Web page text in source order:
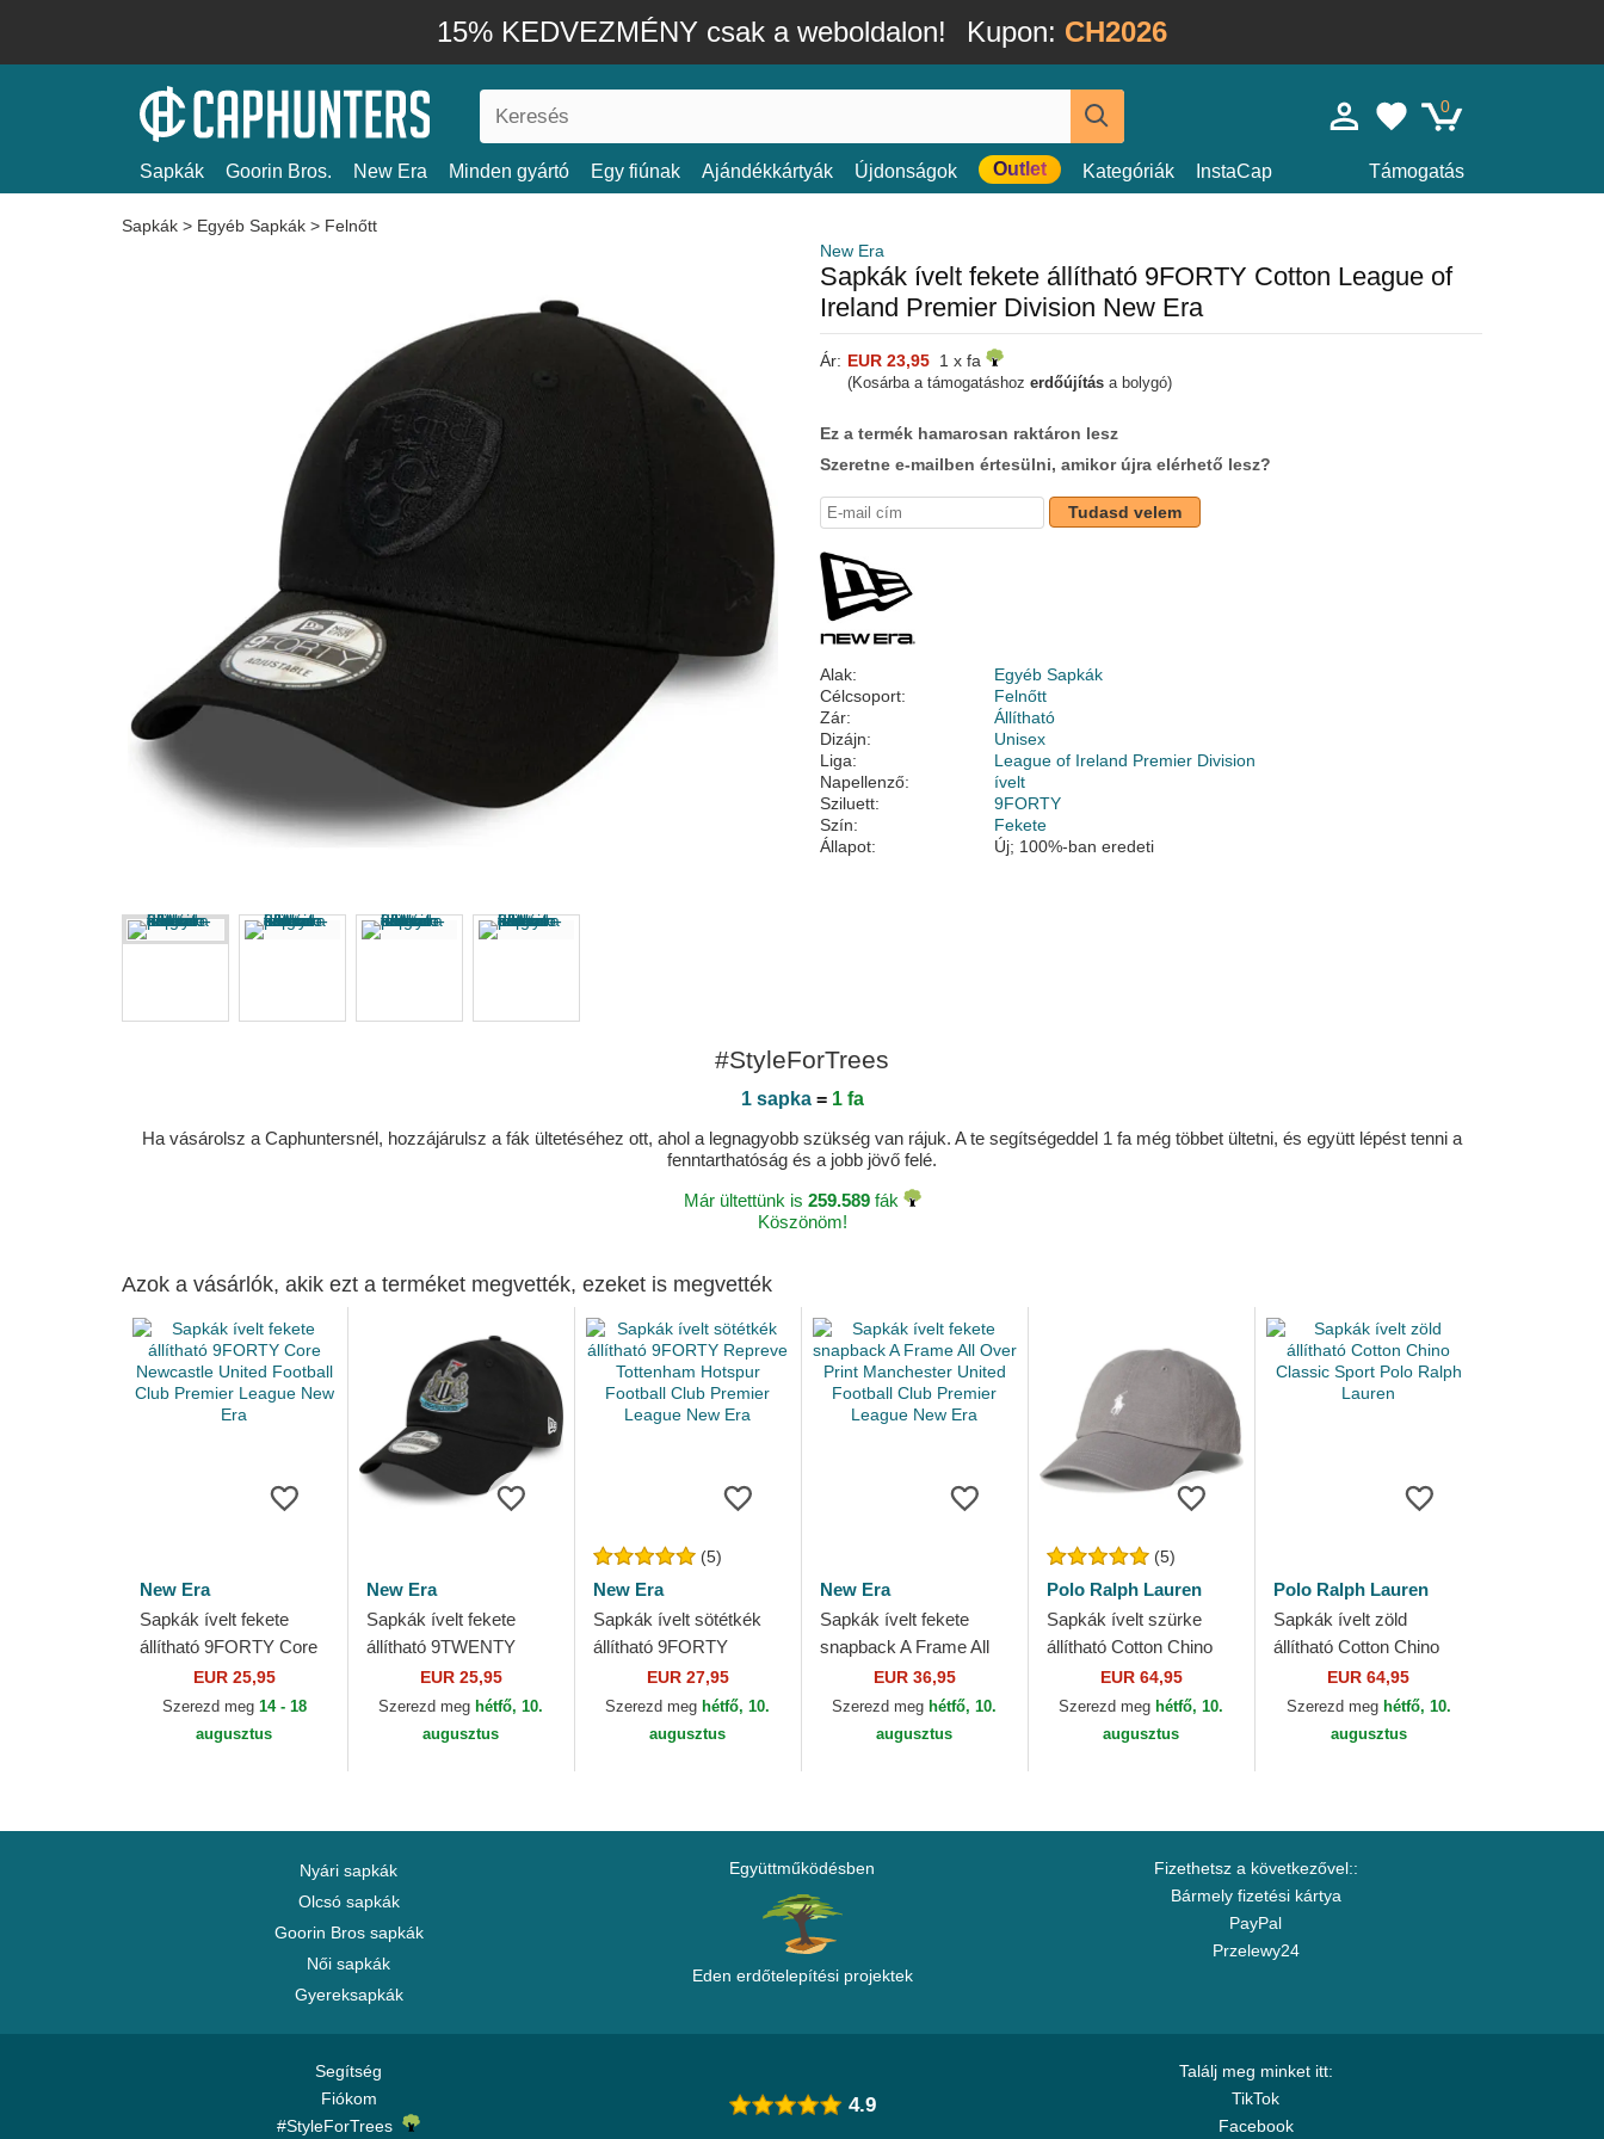
15% KEDVEZMÉNY csak a weboldalon! Kupon: CH2026
0
Sapkák Goorin Bros. New Era Minden gyártó Egy fiúnak Ajándékkártyák Újdonságok Outlet Kategóriák InstaCap Támogatás
Sapkák > Egyéb Sapkák > Felnőtt
New Era
Sapkák ívelt fekete állítható 9FORTY Cotton League of
Ireland Premier Division New Era
Ár: EUR 23,95 1 x fa
(Kosárba a támogatáshoz erdőújítás a bolygó)
Ez a termék hamarosan raktáron lesz
Szeretne e-mailben értesülni, amikor újra elérhető lesz?
Tudasd velem
Alak:
Egyéb Sapkák
Célcsoport:
Felnőtt
Zár:
Állítható
Dizájn:
Unisex
Liga:
League of Ireland Premier Division
Napellenző:
ívelt
Sziluett:
9FORTY
Szín:
Fekete
Állapot:
Új; 100%-ban eredeti
#StyleForTrees
1 sapka= 1 fa
Ha vásárolsz a Caphuntersnél, hozzájárulsz a fák ültetéséhez ott, ahol a legnagyobb szükség van rájuk. A te segítségeddel 1 fa még többet ültetni, és együtt lépést tenni a
fenntarthatóság és a jobb jövő felé.
Már ültettünk is 259.589fák
Köszönöm!
Azok a vásárlók, akik ezt a terméket megvették, ezeket is megvették
New Era
Sapkák ívelt fekete
állítható 9FORTY Core
Newcastle United
Football Club Premier
League New Era
EUR 25,95
Szerezd meg 14 - 18
augusztus
New Era
Sapkák ívelt fekete
állítható 9TWENTY
Core Newcastle United
Football Club Premier
League New Era
EUR 25,95
Szerezd meg hétfő, 10.
augusztus
(5)
New Era
Sapkák ívelt sötétkék
állítható 9FORTY
Repreve Tottenham
Hotspur Football Club
Premier League New...
EUR 27,95
Szerezd meg hétfő, 10.
augusztus
New Era
Sapkák ívelt fekete
snapback A Frame All
Over Print Manchester
United Football Club
Premier...
EUR 36,95
Szerezd meg hétfő, 10.
augusztus
(5)
Polo Ralph Lauren
Sapkák ívelt szürke
állítható Cotton Chino
Classic Sport Polo
Ralph Lauren
EUR 64,95
Szerezd meg hétfő, 10.
augusztus
Polo Ralph Lauren
Sapkák ívelt zöld
állítható Cotton Chino
Classic Sport Polo
Ralph Lauren
EUR 64,95
Szerezd meg hétfő, 10.
augusztus
Nyári sapkák
Olcsó sapkák
Goorin Bros sapkák
Női sapkák
Gyereksapkák
Együttműködésben
Eden erdőtelepítési projektek
Fizethetsz a következővel::
Bármely fizetési kártya
PayPal
Przelewy24
Segítség
Fiókom
#StyleForTrees
Találj meg minket itt:
TikTok
Facebook
4.9